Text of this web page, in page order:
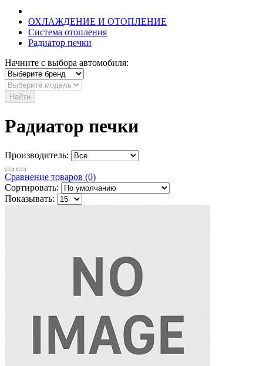
ОХЛАЖДЕНИЕ И ОТОПЛЕНИЕ
Система отопления
Радиатор печки
Начните с выбора автомобиля:
Найти
Радиатор печки
Производитель:
Сравнение товаров (0)
Сортировать:
Показывать: